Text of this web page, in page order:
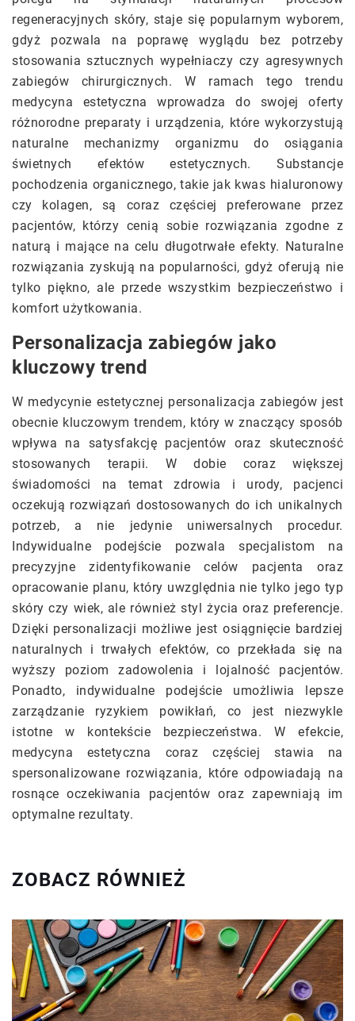
regeneracyjnych skóry, staje się popularnym wyborem,
gdyż pozwala na poprawę wyglądu bez potrzeby
stosowania sztucznych wypełniaczy czy agresywnych
zabiegów chirurgicznych. W ramach tego trendu
medycyna estetyczna wprowadza do swojej oferty
różnorodne preparaty i urządzenia, które wykorzystują
naturalne mechanizmy organizmu do osiągania
świetnych efektów estetycznych. Substancje
pochodzenia organicznego, takie jak kwas hialuronowy
czy kolagen, są coraz częściej preferowane przez
pacjentów, którzy cenią sobie rozwiązania zgodne z
naturą i mające na celu długotrwałe efekty. Naturalne
rozwiązania zyskują na popularności, gdyż oferują nie
tylko piękno, ale przede wszystkim bezpieczeństwo i
komfort użytkowania.
Personalizacja zabiegów jako
kluczowy trend
W medycynie estetycznej personalizacja zabiegów jest
obecnie kluczowym trendem, który w znaczący sposób
wpływa na satysfakcję pacjentów oraz skuteczność
stosowanych terapii. W dobie coraz większej
świadomości na temat zdrowia i urody, pacjenci
oczekują rozwiązań dostosowanych do ich unikalnych
potrzeb, a nie jedynie uniwersalnych procedur.
Indywidualne podejście pozwala specjalistom na
precyzyjne zidentyfikowanie celów pacjenta oraz
opracowanie planu, który uwzględnia nie tylko jego typ
skóry czy wiek, ale również styl życia oraz preferencje.
Dzięki personalizacji możliwe jest osiągnięcie bardziej
naturalnych i trwałych efektów, co przekłada się na
wyższy poziom zadowolenia i lojalność pacjentów.
Ponadto, indywidualne podejście umożliwia lepsze
zarządzanie ryzykiem powikłań, co jest niezwykle
istotne w kontekście bezpieczeństwa. W efekcie,
medycyna estetyczna coraz częściej stawia na
spersonalizowane rozwiązania, które odpowiadają na
rosnące oczekiwania pacjentów oraz zapewniają im
optymalne rezultaty.
ZOBACZ RÓWNIEŻ